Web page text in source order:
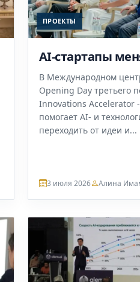
ПРОЕКТЫ
AI-стартапы
В Международном
Opening Day третьего
Innovations Accelerator
помогает AI- и
переходить от идеи и...
3 июля 2026 Алина